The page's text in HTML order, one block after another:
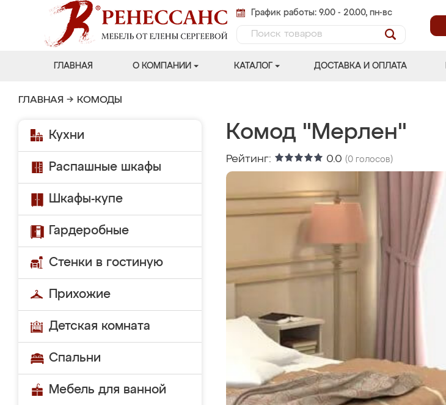
График работы: 9.00 - 20.00, пн-вс
ГЛАВНАЯ О КОМПАНИИ КАТАЛОГ ДОСТАВКА И ОПЛАТА
ГЛАВНАЯ → КОМОДЫ
Кухни
Распашные шкафы
Шкафы-купе
Гардеробные
Стенки в гостиную
Прихожие
Детская комната
Спальни
Мебель для ванной
Комод "Мерлен"
Рейтинг: 0.0 (0 голосов)